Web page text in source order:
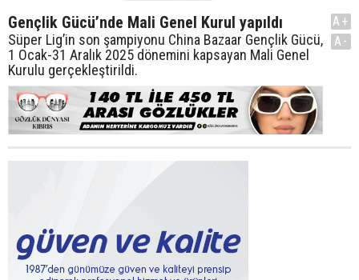
Gençlik Gücü’nde Mali Genel Kurul yapıldı
Süper Lig’in son şampiyonu China Bazaar Gençlik Gücü,
1 Ocak-31 Aralık 2025 dönemini kapsayan Mali Genel
Kurulu gerçekleştirildi.
A+
A-